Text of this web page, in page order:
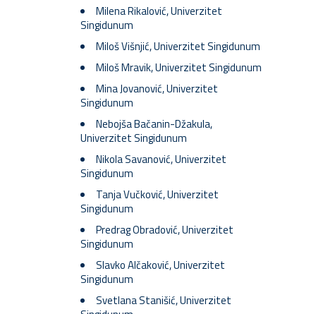
Milena Rikalović, Univerzitet
Singidunum
Miloš Višnjić, Univerzitet Singidunum
Miloš Mravik, Univerzitet Singidunum
Mina Jovanović, Univerzitet
Singidunum
Nebojša Bačanin-Džakula,
Univerzitet Singidunum
Nikola Savanović, Univerzitet
Singidunum
Tanja Vučković, Univerzitet
Singidunum
Predrag Obradović, Univerzitet
Singidunum
Slavko Alčaković, Univerzitet
Singidunum
Svetlana Stanišić, Univerzitet